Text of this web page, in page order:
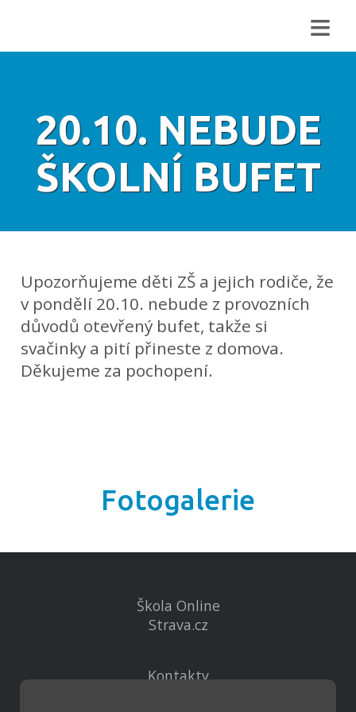
≡
20.10. NEBUDE
ŠKOLNÍ BUFET
Upozorňujeme děti ZŠ a jejich rodiče, že
v pondělí 20.10. nebude z provozních
důvodů otevřený bufet, takže si
svačinky a pití přineste z domova.
Děkujeme za pochopení.
Fotogalerie
Škola Online
Strava.cz
Kontakty